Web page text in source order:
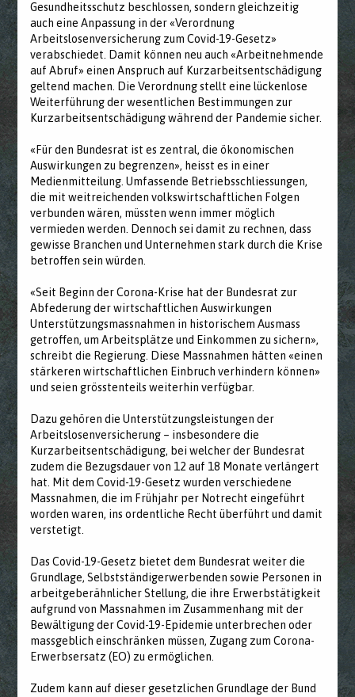
Gesundheitsschutz beschlossen, sondern gleichzeitig
auch eine Anpassung in der «Verordnung
Arbeitslosenversicherung zum Covid-19-Gesetz»
verabschiedet. Damit können neu auch «Arbeitnehmende
auf Abruf» einen Anspruch auf Kurzarbeitsentschädigung
geltend machen. Die Verordnung stellt eine lückenlose
Weiterführung der wesentlichen Bestimmungen zur
Kurzarbeitsentschädigung während der Pandemie sicher.
«Für den Bundesrat ist es zentral, die ökonomischen
Auswirkungen zu begrenzen», heisst es in einer
Medienmitteilung. Umfassende Betriebsschliessungen,
die mit weitreichenden volkswirtschaftlichen Folgen
verbunden wären, müssten wenn immer möglich
vermieden werden. Dennoch sei damit zu rechnen, dass
gewisse Branchen und Unternehmen stark durch die Krise
betroffen sein würden.
«Seit Beginn der Corona-Krise hat der Bundesrat zur
Abfederung der wirtschaftlichen Auswirkungen
Unterstützungsmassnahmen in historischem Ausmass
getroffen, um Arbeitsplätze und Einkommen zu sichern»,
schreibt die Regierung. Diese Massnahmen hätten «einen
stärkeren wirtschaftlichen Einbruch verhindern können»
und seien grösstenteils weiterhin verfügbar.
Dazu gehören die Unterstützungsleistungen der
Arbeitslosenversicherung – insbesondere die
Kurzarbeitsentschädigung, bei welcher der Bundesrat
zudem die Bezugsdauer von 12 auf 18 Monate verlängert
hat. Mit dem Covid-19-Gesetz wurden verschiedene
Massnahmen, die im Frühjahr per Notrecht eingeführt
worden waren, ins ordentliche Recht überführt und damit
verstetigt.
Das Covid-19-Gesetz bietet dem Bundesrat weiter die
Grundlage, Selbstständigerwerbenden sowie Personen in
arbeitgeberähnlicher Stellung, die ihre Erwerbstätigkeit
aufgrund von Massnahmen im Zusammenhang mit der
Bewältigung der Covid-19-Epidemie unterbrechen oder
massgeblich einschränken müssen, Zugang zum Corona-
Erwerbsersatz (EO) zu ermöglichen.
Zudem kann auf dieser gesetzlichen Grundlage der Bund